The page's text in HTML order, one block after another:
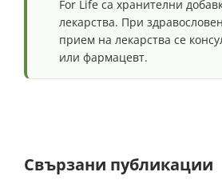
For Life са хранителни
лекарства. При
прием на лекарства се
или фармацевт.
Свързани публикации